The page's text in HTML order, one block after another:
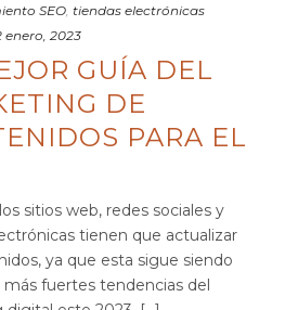
SEO tiendas electrónicas
enero, 2023
GUÍA DEL
DE
PARA EL
sitios web, redes sociales y
tienen que actualizar
ya que esta sigue siendo
más fuertes tendencias del